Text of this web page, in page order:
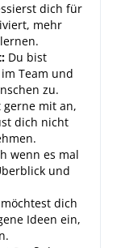
dich für
mehr
Du bist
Team und
zu.
gerne mit an,
dich nicht
wenn es mal
und
dich
Ideen ein,